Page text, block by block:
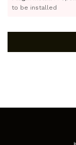
to be installed